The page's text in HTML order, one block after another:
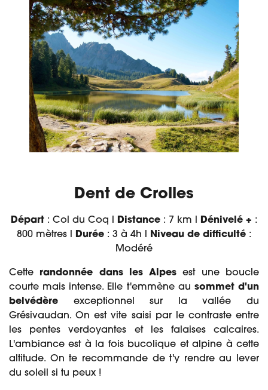
Dent de Crolles
Départ : Col du Coq l Distance : 7 km l Dénivelé + :
800 mètres l
Durée : 3 à 4h l Niveau de difficulté :
Modéré
Cette randonnée dans les Alpesest une boucle
courte mais intense. Elle t'emmène au sommet d'un
belvédère exceptionnel sur la vallée du
Grésivaudan. On est vite saisi par le contraste entre
les pentes verdoyantes et les falaises calcaires.
L'ambiance est à la fois bucolique et alpine à cette
altitude. On te recommande de t'y rendre au lever
du soleil si tu peux !